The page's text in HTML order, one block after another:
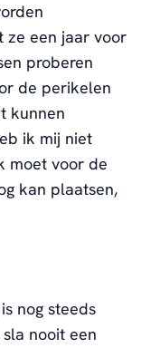
ze een jaar voor
proberen
de perikelen
kunnen
ik mij niet
moet voor de
kan plaatsen,
nog steeds
nooit een